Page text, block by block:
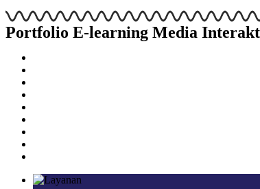
Portfolio E-learning Media